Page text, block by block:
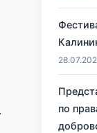
по